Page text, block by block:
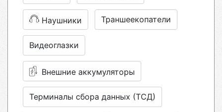
Наушники Траншеекопатели
Видеоглазки
Внешние аккумуляторы
Терминалы сбора данных (ТСД)